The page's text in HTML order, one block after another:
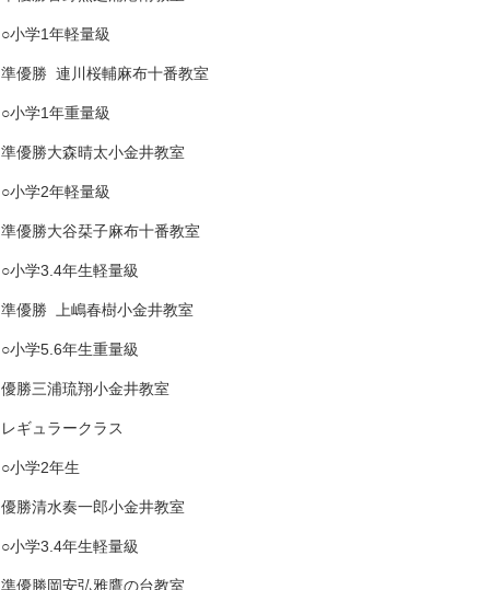
○小学1年軽量級
準優勝 連川桜輔麻布十番教室
○小学1年重量級
準優勝大森晴太小金井教室
○小学2年軽量級
準優勝大谷栞子麻布十番教室
○小学3.4年生軽量級
準優勝 上嶋春樹小金井教室
○小学5.6年生重量級
優勝三浦琉翔小金井教室
レギュラークラス
○小学2年生
優勝清水奏一郎小金井教室
○小学3.4年生軽量級
準優勝岡安弘雅鷹の台教室